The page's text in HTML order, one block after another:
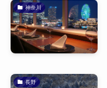
神奈川
長野